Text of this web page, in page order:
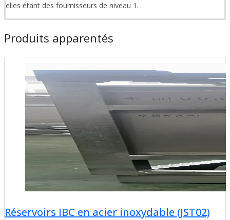
elles étant des fournisseurs de niveau 1.
Produits apparentés
Réservoirs IBC en acier inoxydable (JST02)